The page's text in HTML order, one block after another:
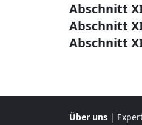
Abschnitt
Abschnitt
Abschnitt
Über uns |